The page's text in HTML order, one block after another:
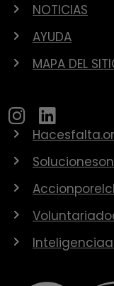
NOTICIAS
AYUDA
MAPA DEL